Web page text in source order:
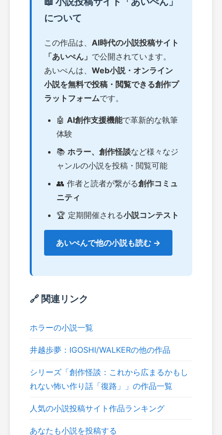
について
この作品は、 AI時代の小説投稿サイト
「あいぺん」 で公開されています。
あいぺんは、 Web小説・オンライン
小説を無料で投稿・閲覧できる創作プ
ラットフォームです。
🤖 AI創作支援機能で革新的な執筆
体験
📚 ホラー、創作怪談など様々なジ
ャンルの小説を投稿・閲覧可能
👥 作者と読者が繋がる創作コミュ
ニティ
🏆 定期開催される小説コンテスト
あいぺんで他の小説も読む →
🔗 関連リンク
ホラーの小説一覧
井越歩夢：IGOSHI/WALKERの他の作品
シリーズ「創作怪談：これから広まるかもし
れない怖い作り話「復路」」の作品一覧
人気の小説投稿サイト作品ランキング
あなたも小説を投稿する